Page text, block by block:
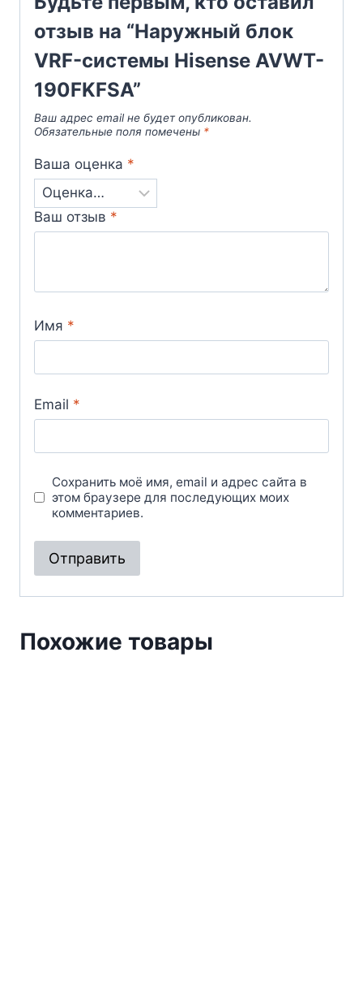
отзыв на “Наружный блок
VRF-системы Hisense AVWT-
190FKFSA”
Ваш адрес email не будет опубликован.
Обязательные поля помечены *
Ваша оценка *
Ваш отзыв *
Имя *
Email *
Сохранить моё имя, email и адрес сайта в
этом браузере для последующих моих
комментариев.
Похожие товары